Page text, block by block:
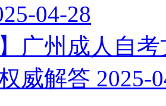
04-28
】广州成人自
威解答 2025-